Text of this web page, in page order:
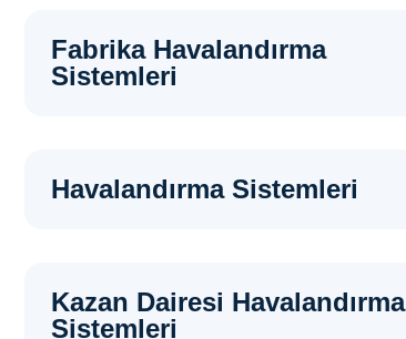
Fabrika Havalandırma
Sistemleri
Havalandırma Sistemleri
Kazan Dairesi Havalandırma
Sistemleri